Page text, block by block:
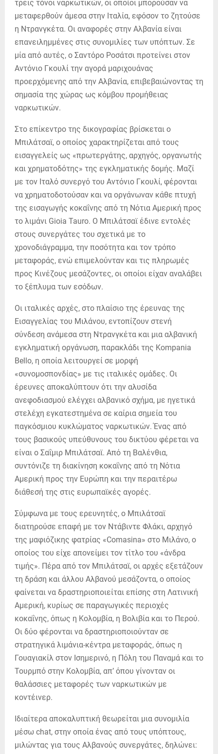
τρεις τόνοι ναρκωτικών, οι οποίοι μπορούσαν να
μεταφερθούν άμεσα στην Ιταλία, εφόσον το ζητούσε
η Ντρανγκέτα. Οι αναφορές στην Αλβανία είναι
επανειλημμένες στις συνομιλίες των υπόπτων. Σε
μία από αυτές, ο Σαντόρο Ροσάτσι προτείνει στον
Αντόνιο Γκουλί την αγορά μαριχουάνας
προερχόμενης από την Αλβανία, επιβεβαιώνοντας τη
σημασία της χώρας ως κόμβου προμήθειας
ναρκωτικών.
Στο επίκεντρο της δικογραφίας βρίσκεται ο
Μπιλάτσαϊ, ο οποίος χαρακτηρίζεται από τους
εισαγγελείς ως «πρωτεργάτης, αρχηγός, οργανωτής
και χρηματοδότης» της εγκληματικής δομής. Μαζί
με τον Ιταλό συνεργό του Αντόνιο Γκουλί, φέρονται
να χρηματοδοτούσαν και να οργάνωναν κάθε πτυχή
της εισαγωγής κοκαΐνης από τη Νότια Αμερική προς
το λιμάνι Gioia Tauro. Ο Μπιλάτσαϊ έδινε εντολές
στους συνεργάτες του σχετικά με το
χρονοδιάγραμμα, την ποσότητα και τον τρόπο
μεταφοράς, ενώ επιμελούνταν και τις πληρωμές
προς Κινέζους μεσάζοντες, οι οποίοι είχαν αναλάβει
το ξέπλυμα των εσόδων.
Οι ιταλικές αρχές, στο πλαίσιο της έρευνας της
Εισαγγελίας του Μιλάνου, εντοπίζουν στενή
σύνδεση ανάμεσα στη Ντρανγκέτα και μια αλβανική
εγκληματική οργάνωση, παρακλάδι της Kompania
Bello, η οποία λειτουργεί σε μορφή
«συνομοσπονδίας» με τις ιταλικές ομάδες. Οι
έρευνες αποκαλύπτουν ότι την αλυσίδα
ανεφοδιασμού ελέγχει αλβανικό σχήμα, με ηγετικά
στελέχη εγκατεστημένα σε καίρια σημεία του
παγκόσμιου κυκλώματος ναρκωτικών. Ένας από
τους βασικούς υπεύθυνους του δικτύου φέρεται να
είναι ο Σαΐμιρ Μπιλάτσαϊ. Από τη Βαλένθια,
συντόνιζε τη διακίνηση κοκαΐνης από τη Νότια
Αμερική προς την Ευρώπη και την περαιτέρω
διάθεσή της στις ευρωπαϊκές αγορές.
Σύμφωνα με τους ερευνητές, ο Μπιλάτσαϊ
διατηρούσε επαφή με τον Ντάβιντε Φλάκι, αρχηγό
της μαφιόζικης φατρίας «Comasina» στο Μιλάνο, ο
οποίος του είχε απονείμει τον τίτλο του «άνδρα
τιμής». Πέρα από τον Μπιλάτσαϊ, οι αρχές εξετάζουν
τη δράση και άλλου Αλβανού μεσάζοντα, ο οποίος
φαίνεται να δραστηριοποιείται επίσης στη Λατινική
Αμερική, κυρίως σε παραγωγικές περιοχές
κοκαΐνης, όπως η Κολομβία, η Βολιβία και το Περού.
Οι δύο φέρονται να δραστηριοποιούνταν σε
στρατηγικά λιμάνια-κέντρα μεταφοράς, όπως η
Γουαγιακίλ στον Ισημερινό, η Πόλη του Παναμά και το
Τουρμπό στην Κολομβία, απ’ όπου γίνονταν οι
θαλάσσιες μεταφορές των ναρκωτικών με
κοντέινερ.
Ιδιαίτερα αποκαλυπτική θεωρείται μια συνομιλία
μέσω chat, στην οποία ένας από τους υπόπτους,
μιλώντας για τους Αλβανούς συνεργάτες, δηλώνει: